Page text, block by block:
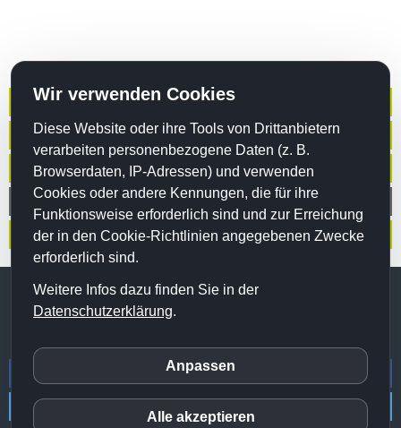
Betriebliche Ersthelfer
Arztpraxen
Betreuungseinrichtungen
Babys und Kinder
Individuelle Kurse
© 2020 Erstehilfe Institut |Impressum|Datenschutz
Datenschutzeinstellungen
Wir verwenden Cookies
Diese Website oder ihre Tools von Drittanbietern
verarbeiten personenbezogene Daten (z. B.
Browserdaten, IP-Adressen) und verwenden
Cookies oder andere Kennungen, die für ihre
Funktionsweise erforderlich sind und zur Erreichung
der in den Cookie-Richtlinien angegebenen Zwecke
erforderlich sind.
Weitere Infos dazu finden Sie in der
Datenschutzerklärung.
Anpassen
Alle akzeptieren